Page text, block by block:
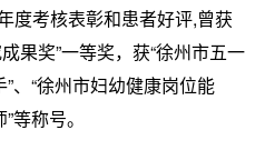
度考核表彰和患者好评,曾获
果奖”一等奖，获“徐州市五一
、“徐州市妇幼健康岗位能
等称号。